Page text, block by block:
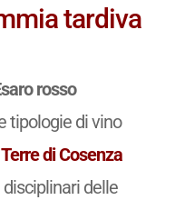
tardiva
rosso
tipologie di vino
Terre di Cosenza
delle